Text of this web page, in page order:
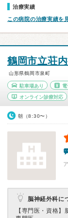
治療実績
この病院の治療実績を
鶴岡市立荘
山形県鶴岡市泉町
駐車場あり
オンライン診療対応
朝（8:30〜）
脳神経外科に
【専門医・資格】